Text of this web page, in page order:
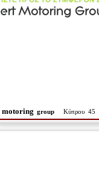
motoring group Κύπρου 45